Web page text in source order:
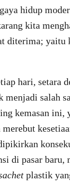
hidup
kita
diterima; yaitu
hari, setara
menjadi salah
kemasan ini,
merebut
di pasar baru,
plastik